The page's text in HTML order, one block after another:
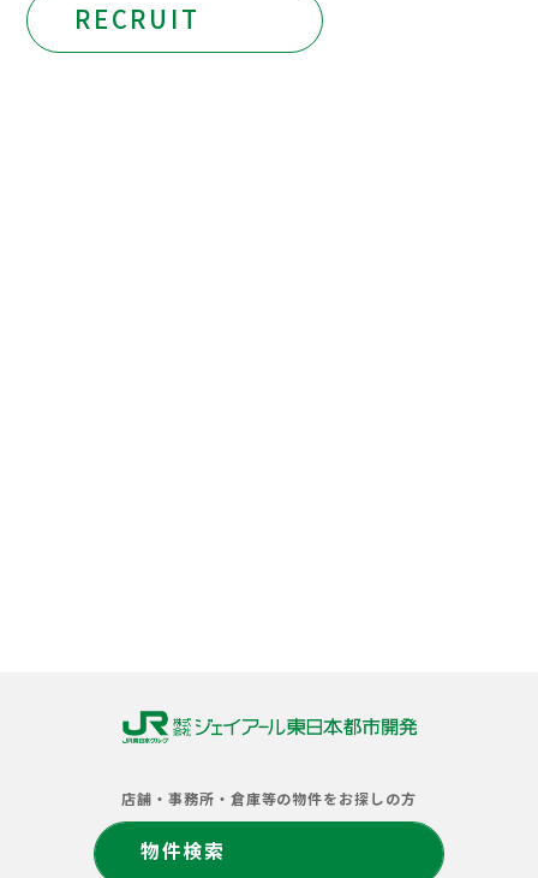
RECRUIT
会
社
店舗・事務所・倉庫等の物件をお探しの方
物件検索